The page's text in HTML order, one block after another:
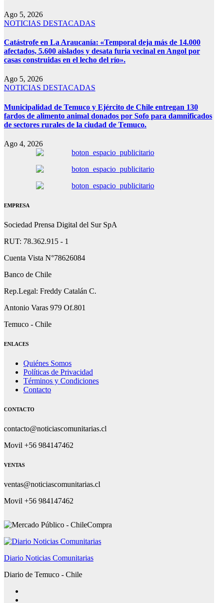
Ago 5, 2026
NOTICIAS DESTACADAS
Catástrofe en La Araucanía: «Temporal deja más de 14.000
afectados, 5.600 aislados y desata furia vecinal en Angol por
casas construidas en el lecho del río».
Ago 5, 2026
NOTICIAS DESTACADAS
Municipalidad de Temuco y Ejército de Chile entregan 130
fardos de alimento animal donados por Sofo para damnificados
de sectores rurales de la ciudad de Temuco.
Ago 4, 2026
EMPRESA
Sociedad Prensa Digital del Sur SpA
RUT: 78.362.915 - 1
Cuenta Vista N°78626084
Banco de Chile
Rep.Legal: Freddy Catalán C.
Antonio Varas 979 Of.801
Temuco - Chile
ENLACES
Quiénes Somos
Políticas de Privacidad
Términos y Condiciones
Contacto
CONTACTO
contacto@noticiascomunitarias.cl
Movil +56 984147462
VENTAS
ventas@noticiascomunitarias.cl
Movil +56 984147462
Diario Noticias Comunitarias
Diario de Temuco - Chile